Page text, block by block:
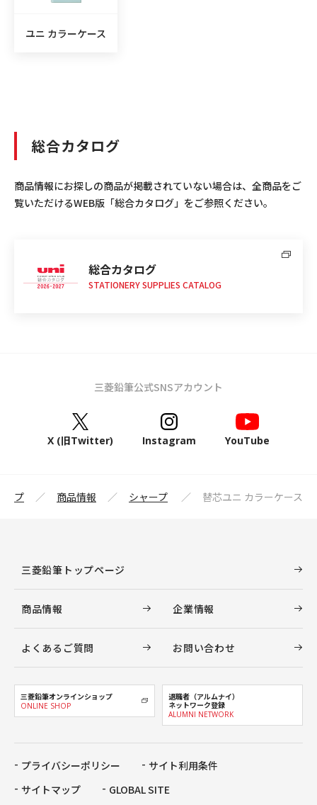
ユニ カラーケース
総合カタログ
商品情報にお探しの商品が掲載されていない場合は、全商品をご
覧いただけるWEB版「総合カタログ」をご参照ください。
総合カタログ
STATIONERY SUPPLIES CATALOG
三菱鉛筆公式SNSアカウント
X (旧Twitter) Instagram YouTube
ップ 商品情報 シャープ 替芯ユニ カラーケース
三菱鉛筆トップページ
商品情報 企業情報
よくあるご質問 お問い合わせ
三菱鉛筆オンラインショップ
ONLINE SHOP
退職者（アルムナイ）
ネットワーク登録
ALUMNI NETWORK
プライバシーポリシー
サイト利用条件
サイトマップ
GLOBAL SITE